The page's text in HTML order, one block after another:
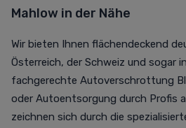
Mahlow in der Nähe
Wir bieten Ihnen flächendeckend
Österreich, der Schweiz und sogar
fachgerechte Autoverschrottung
oder Autoentsorgung durch Profis
zeichnen sich durch die